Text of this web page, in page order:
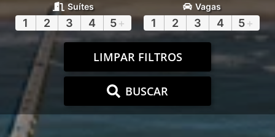
Suítes
1 2 3 4 5+
Vagas
1 2 3 4 5+
LIMPAR FILTROS
BUSCAR